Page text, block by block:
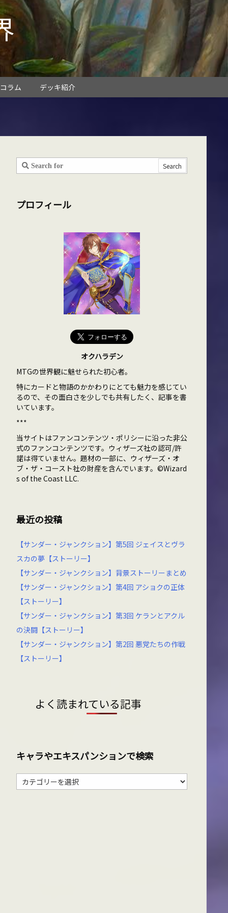
コラム デッキ紹介
プロフィール
オクハラデン
MTGの世界観に魅せられた初心者。
特にカードと物語のかかわりにとても魅力を感じてい
るので、その面白さを少しでも共有したく、記事を書
いています。
***
当サイトはファンコンテンツ・ポリシーに沿った非公
式のファンコンテンツです。ウィザーズ社の認可/許
諾は得ていません。題材の一部に、ウィザーズ・オ
ブ・ザ・コースト社の財産を含んでいます。©Wizard
s of the Coast LLC.
最近の投稿
【サンダー・ジャンクション】第5回 ジェイスとヴラ
スカの夢【ストーリー】
【サンダー・ジャンクション】背景ストーリーまとめ
【サンダー・ジャンクション】第4回 アショクの正体
【ストーリー】
【サンダー・ジャンクション】第3回 ケランとアクル
の決闘【ストーリー】
【サンダー・ジャンクション】第2回 悪党たちの作戦
【ストーリー】
よく読まれている記事
キャラやエキスパンションで検索
キ
ャ